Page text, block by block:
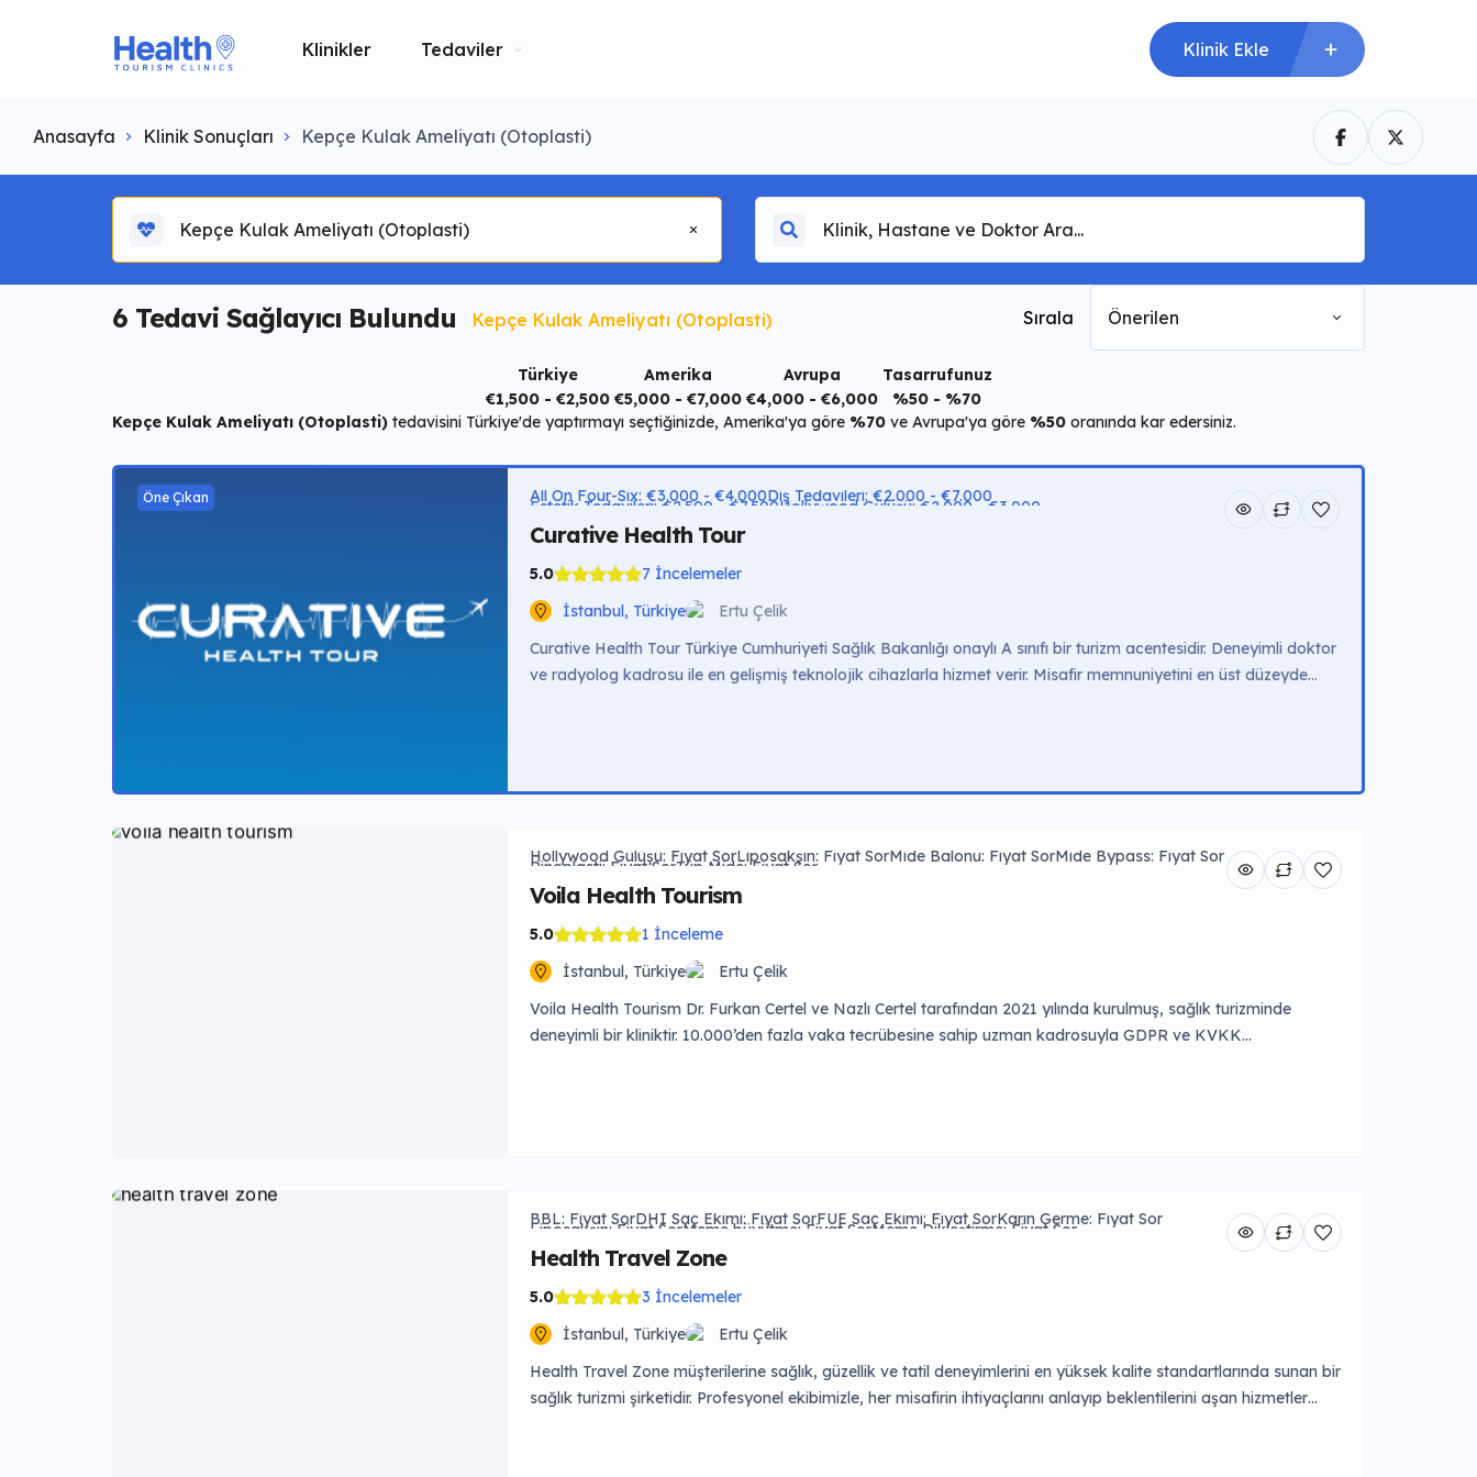
Klinikler Tedaviler Klinik Ekle
Anasayfa Klinik Sonuçları Kepçe Kulak Ameliyatı (Otoplasti)
Kepçe Kulak Ameliyatı (Otoplasti)
6 Tedavi Sağlayıcı Bulundu Kepçe Kulak Ameliyatı (Otoplasti) Sırala Önerilen
Türkiye Amerika Avrupa
Tasarrufunuz
€1,500 - €2,500 €5,000 - €7,000 €4,000 - €6,000
%50 - %70
Kepçe Kulak Ameliyatı (Otoplasti) tedavisini Türkiye'de yaptırmayı seçtiğinizde, Amerika'ya göre %70 ve Avrupa'ya göre %50 oranında kar edersiniz.
Öne Çıkan All On Four-Six: €3.000 - €4.000Diş Tedavileri: €2.000 - €7.000
Estetik Tedavileri: €2.500 - €7.500Hollywood Gülüşü: €2.000 - €3.000
Curative Health Tour
5.0
7 İncelemeler
İstanbul, Türkiye
Ertu Çelik
Curative Health Tour Türkiye Cumhuriyeti Sağlık Bakanlığı onaylı A sınıfı bir turizm acentesidir. Deneyimli doktor
ve radyolog kadrosu ile en gelişmiş teknolojik cihazlarla hizmet verir. Misafir memnuniyetini en üst düzeyde
Hollywood Gülüşü: Fiyat SorLiposakşın: Fiyat SorMide Balonu: Fiyat SorMide Bypass: Fiyat Sor
Rinoplasti: Fiyat SorTüp Mide: Fiyat Sor
Voila Health Tourism
5.0
1 İnceleme
İstanbul, Türkiye
Ertu Çelik
Voila Health Tourism Dr. Furkan Certel ve Nazlı Certel tarafından 2021 yılında kurulmuş, sağlık turizminde
deneyimli bir kliniktir. 10.000’den fazla vaka tecrübesine sahip uzman kadrosuyla GDPR ve KVKK
BBL: Fiyat SorDHI Saç Ekimi: Fiyat SorFUE Saç Ekimi: Fiyat SorKarın Germe: Fiyat Sor
Liposakşın: Fiyat SorMeme büyütme: Fiyat SorMeme Dikleştirme: Fiyat Sor
Tüp Mide: Fiyat Sor
Health Travel Zone
5.0
3 İncelemeler
İstanbul, Türkiye
Ertu Çelik
Health Travel Zone müşterilerine sağlık, güzellik ve tatil deneyimlerini en yüksek kalite standartlarında sunan bir
sağlık turizmi şirketidir. Profesyonel ekibimizle, her misafirin ihtiyaçlarını anlayıp beklentilerini aşan hizmetler